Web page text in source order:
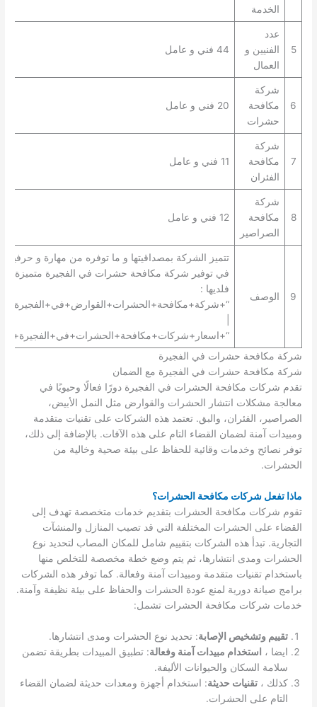
الخدمة
5
عدد
الفنيين و
العمال
44 فني و عامل
6
شركة
مكافحة
حشرات
20 فني و عامل
7
شركة
مكافحة
الفئران
11 فني و عامل
8
شركة
مكافحة
الصراصير
12 فني و عامل
9 الوصف
تتميز الشركة بمصداقيتها و ما توفره من مهارة و حرفية
في توفير شركة مكافحة حشرات في الفجيرة متميزة
فلديها :
“+شركة+مكافحة+الحشرات+القوارض+في+الفجيرة+”
“+اسعار+شركات+مكافحة+الحشرات+في+الفجيرة+”.
شركة مكافحة حشرات في الفجيرة
شركة مكافحة حشرات في الفجيرة مع الضمان
تقدم شركات مكافحة الحشرات في الفجيرة دورًا فعالًا وحيويًا في
معالجة مشكلات انتشار الحشرات والقوارض مثل النمل الأبيض،
الصراصير، الفئران، والبق. تعتمد هذه الشركات على تقنيات متقدمة
ومبيدات آمنة لضمان القضاء التام على هذه الآفات. بالإضافة إلى ذلك،
توفر نصائح وخدمات وقائية للحفاظ على بيئة صحية وخالية من
الحشرات.
ماذا تفعل شركات مكافحة الحشرات؟
تقوم شركات مكافحة الحشرات بتقديم خدمات متخصصة تهدف إلى
القضاء على الحشرات المختلفة التي قد تصيب المنازل والمنشآت
التجارية. تبدأ هذه الشركات بتقييم شامل للمكان المصاب لتحديد نوع
الحشرات ومدى انتشارها، ثم يتم وضع خطة مخصصة للتخلص منها
باستخدام تقنيات متقدمة ومبيدات آمنة وفعالة. كما توفر هذه الشركات
برامج صيانة دورية لمنع عودة الحشرات والحفاظ على بيئة نظيفة وآمنة.
خدمات شركات مكافحة الحشرات تشمل:
تقييم وتشخيص الإصابة: تحديد نوع الحشرات ومدى انتشارها.
ايضا ،
استخدام مبيدات آمنة وفعالة: تطبيق المبيدات بطريقة تضمن
سلامة السكان والحيوانات الأليفة.
كذلك ،تقنيات حديثة: استخدام أجهزة ومعدات حديثة لضمان القضاء
التام على الحشرات.